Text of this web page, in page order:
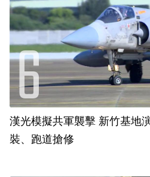
漢光模擬共軍襲擊 新竹基地
裝、跑道搶修